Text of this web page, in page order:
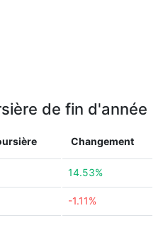
de fin d'année
Changement
14.53%
-1.11%